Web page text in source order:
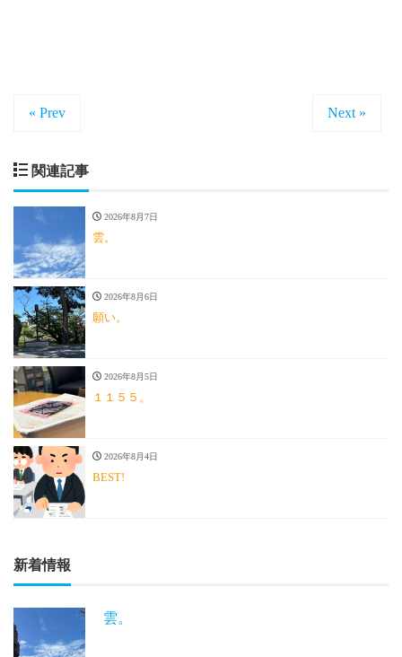
« Prev Next »
関連記事
2026年8月7日
雲。
2026年8月6日
願い。
2026年8月5日
１１５５。
2026年8月4日
BEST!
新着情報
雲。